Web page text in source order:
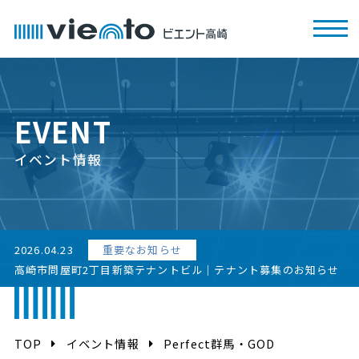
EVENT
イベント情報
2026.04.23
重要なお知らせ
高崎市問屋町2丁目新築テナントビル｜テナント募集のお知らせ
TOP イベント情報 Perfect群馬・GOD